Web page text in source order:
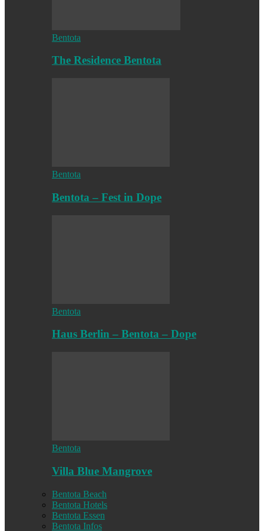
Bentota
The Residence Bentota
Bentota
Bentota – Fest in Dope
Bentota
Haus Berlin – Bentota – Dope
Bentota
Villa Blue Mangrove
Bentota Beach
Bentota Hotels
Bentota Essen
Bentota Infos